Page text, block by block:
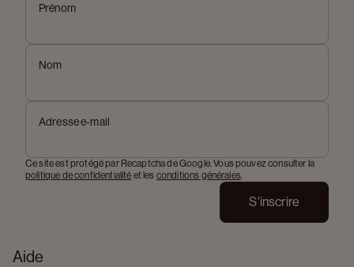
Aide
Prénom
Nom
Adresse e-mail
Ce site est protégé par Recaptcha de Google. Vous pouvez consulter la
politique de confidentialité et les conditions générales.
S'inscrire